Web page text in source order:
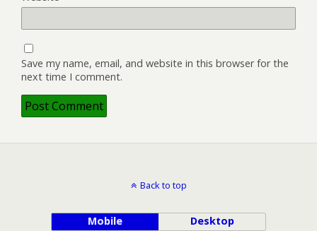
Save my name, email, and website in this browser for the
next time I comment.
Back to top
Mobile Desktop